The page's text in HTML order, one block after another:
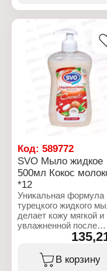
Характеристики:
Бренд: Maxijen
Тип товара: Блок для
унитаза
Аромат: PINE
Форма выпуска:
на унитаз
Эффект: 4 в 1
Количество в
Количество смываний:
до 250 смываний
Упаковка: блистер
Код: 589772
SVO Мыло жидкое
500мл Кокос
*12
Уникальная формула
турецкого жидкого
делает кожу мягкой и
увлажненной после
каждого применения.
Тщательно и бережно
очищает кожу рук. Не
сушит кожу.
В корзину